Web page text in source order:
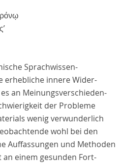
’
Sprachwissen-
erhebliche innere Wider-
an Meinungsverschieden-
der Probleme
wenig verwunderlich
wohl bei den
Auffassungen und Methoden
einem gesunden Fort-